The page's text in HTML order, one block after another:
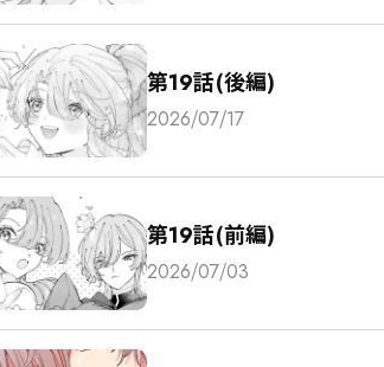
第19話(後編)
2026/07/17
第19話(前編)
2026/07/03